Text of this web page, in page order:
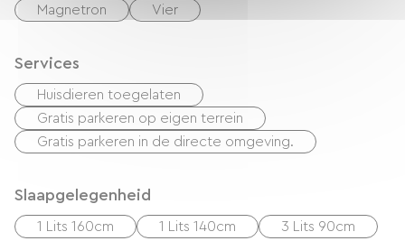
Magnetron
Vier
Services
Huisdieren toegelaten
Gratis parkeren op eigen terrein
Gratis parkeren in de directe omgeving.
Slaapgelegenheid
1 Lits 160cm 1 Lits 140cm 3 Lits 90cm